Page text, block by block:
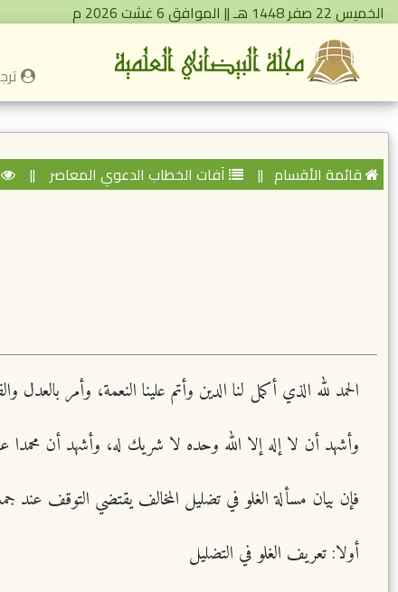
الخميس 22 صفر 1448 هـ || الموافق 6 غشت 2026 م
قائمة الأقسام || آفات الخطاب الدعوي المعاصر ||
الحمد لله الذي أكمل لنا الدين وأتم علينا النعمة، وأمر
وأشهد أن لا إله إلا الله وحده لا شريك له، وأشهد أن محمدا
فإن بيان مسألة الغلو في تضليل المخالف يقتضي التوقف عند
أولا: تعريف الغلو في التضليل